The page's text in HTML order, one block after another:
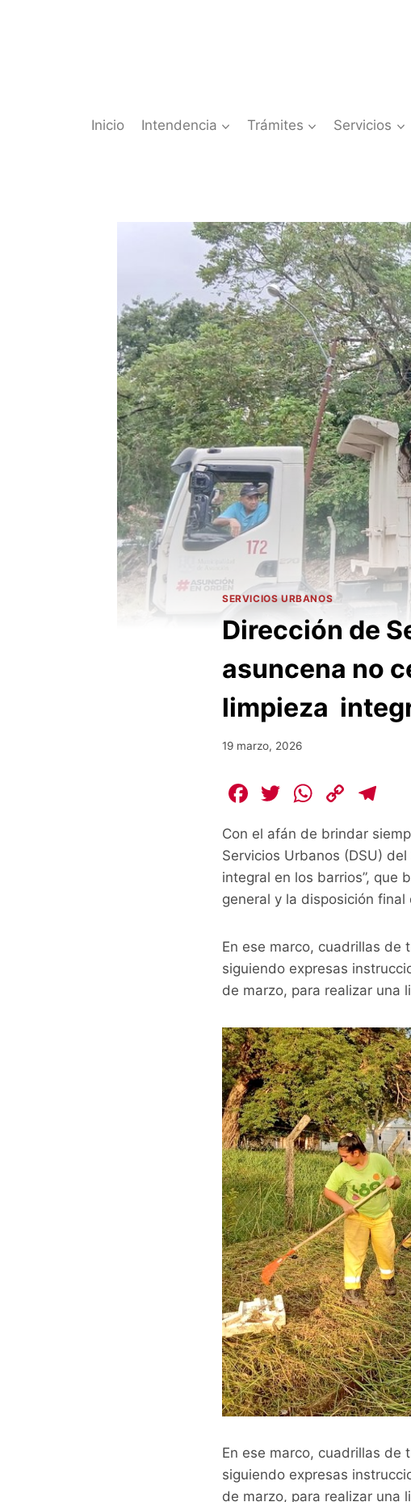
Inicio Intendencia Trámites Servicios
SERVICIOS URBANOS
Dirección de
asuncena no
limpieza
19 marzo, 2026
F
c
e
b
o
k
T
w
itt
er
W
at
s
A
p
C
p
y
Li
k
e
gr
a
Con el afán de brindar
Servicios Urbanos (DSU)
integral en los barrios”, que
general y la disposición final
En ese marco, cuadrillas
siguiendo expresas
de marzo, para realizar una
En ese marco, cuadrillas
siguiendo expresas
de marzo, para realizar una